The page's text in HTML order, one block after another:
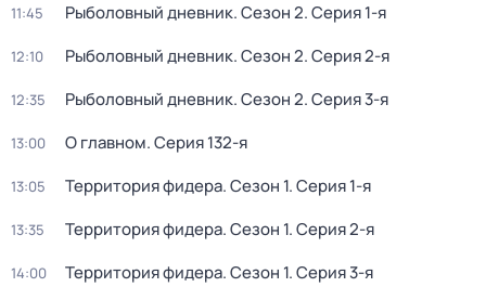
11:45 Рыболовный дневник. Сезон 2. Серия 1-я
12:10 Рыболовный дневник. Сезон 2. Серия 2-я
12:35 Рыболовный дневник. Сезон 2. Серия 3-я
13:00 О главном. Серия 132-я
13:05 Территория фидера. Сезон 1. Серия 1-я
13:35 Территория фидера. Сезон 1. Серия 2-я
14:00 Территория фидера. Сезон 1. Серия 3-я